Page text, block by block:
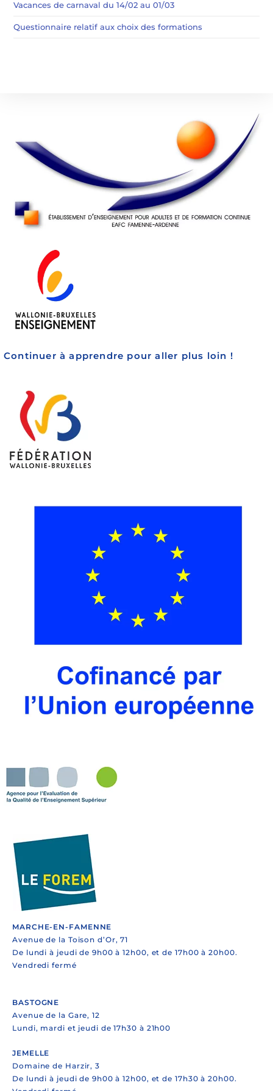
Vacances de carnaval du 14/02 au 01/03
Questionnaire relatif aux choix des formations
Continuer à apprendre pour aller plus loin !
MARCHE-EN-FAMENNE
Avenue de la Toison d’Or, 71
De lundi à jeudi de 9h00 à 12h00, et de 17h00 à 20h00.
Vendredi fermé
BASTOGNE
Avenue de la Gare, 12
Lundi, mardi et jeudi de 17h30 à 21h00
JEMELLE
Domaine de Harzir, 3
De lundi à jeudi de 9h00 à 12h00, et de 17h30 à 20h00.